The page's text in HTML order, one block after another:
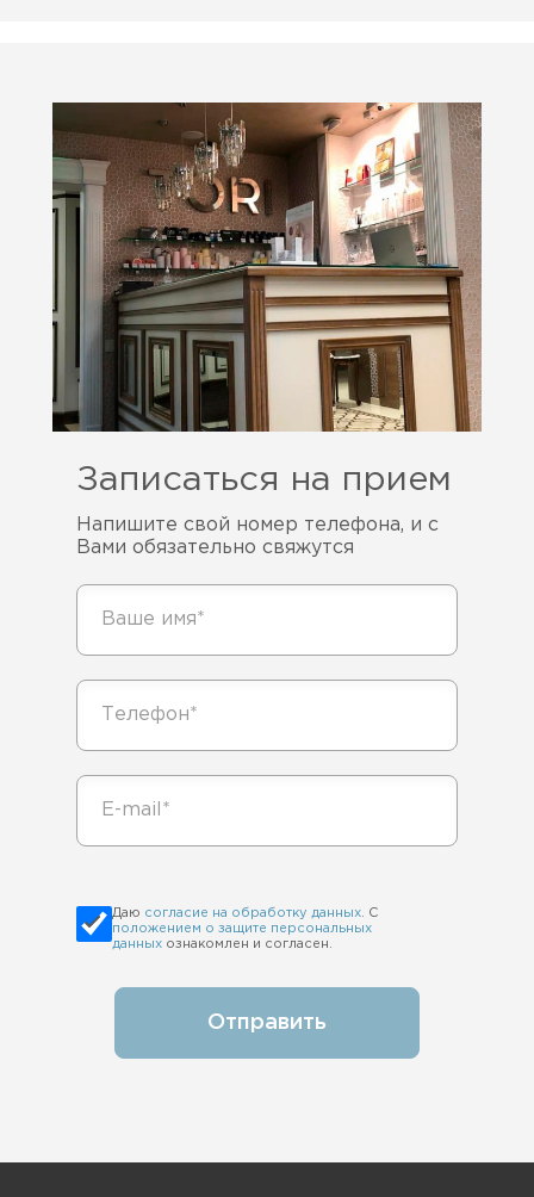
Записаться на прием
Напишите свой номер телефона, и с
Вами обязательно свяжутся
Даю согласие на обработку данных . С
положением о защите персональных
данных ознакомлен и согласен.
Отправить